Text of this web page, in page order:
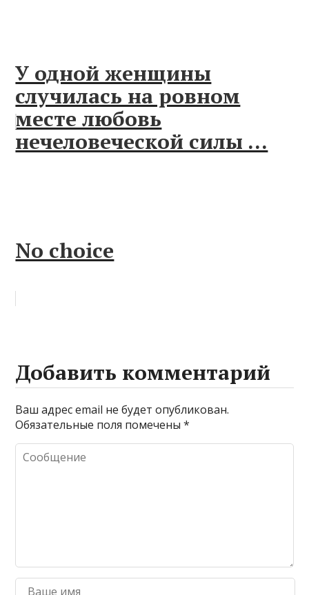
У одной женщины
случилась на ровном
месте любовь
нечеловеческой силы ...
No choice
Добавить комментарий
Ваш адрес email не будет опубликован.
Обязательные поля помечены*